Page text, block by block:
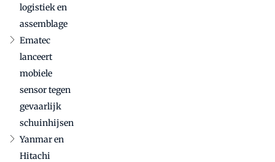
logistiek en
assemblage
Ematec
lanceert
mobiele
sensor tegen
gevaarlijk
schuinhijsen
Yanmar en
Hitachi